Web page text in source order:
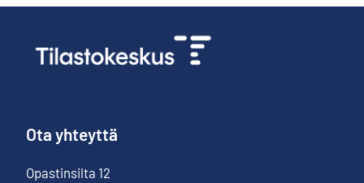
Ota yhteyttä
Opastinsilta 12